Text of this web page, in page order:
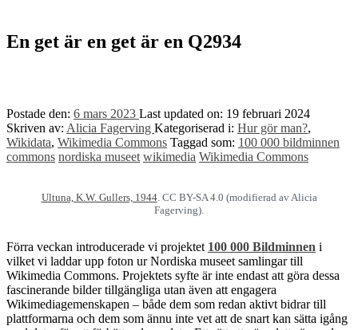
En get är en get är en Q2934
Postade den: 6 mars 2023 Last updated on: 19 februari 2024
Skriven av: Alicia Fagerving Kategoriserad i: Hur gör man?,
Wikidata, Wikimedia Commons Taggad som: 100 000 bildminnen
commons nordiska museet wikimedia Wikimedia Commons
Ultuna, K.W. Gullers, 1944. CC BY-SA 4.0 (modifierad av Alicia
Fagerving).
Förra veckan introducerade vi projektet 100 000 Bildminnen i
vilket vi laddar upp foton ur Nordiska museet samlingar till
Wikimedia Commons. Projektets syfte är inte endast att göra dessa
fascinerande bilder tillgängliga utan även att engagera
Wikimediagemenskapen – både dem som redan aktivt bidrar till
plattformarna och dem som ännu inte vet att de snart kan sätta igång